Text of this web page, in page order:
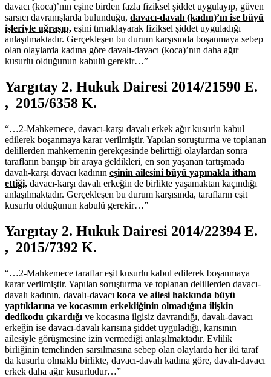
davacı (koca)’nın eşine birden fazla fiziksel şiddet uygulayıp, güven
sarsıcı davranışlarda bulunduğu, davacı-davalı (kadın)’ın ise büyü
işleriyle uğraşıp, eşini tırnaklayarak fiziksel şiddet uyguladığı
anlaşılmaktadır. Gerçekleşen bu durum karşısında boşanmaya sebep
olan olaylarda kadına göre davalı-davacı (koca)’nın daha ağır
kusurlu olduğunun kabulü gerekir…”
Yargıtay 2. Hukuk Dairesi 2014/21590 E.
, 2015/6358 K.
“…2-Mahkemece, davacı-karşı davalı erkek ağır kusurlu kabul
edilerek boşanmaya karar verilmiştir. Yapılan soruşturma ve toplanan
delillerden mahkemenin gerekçesinde belirttiği olaylardan sonra
tarafların barışıp bir araya geldikleri, en son yaşanan tartışmada
davalı-karşı davacı kadının eşinin ailesini büyü yapmakla itham
ettiği, davacı-karşı davalı erkeğin de birlikte yaşamaktan kaçındığı
anlaşılmaktadır. Gerçekleşen bu durum karşısında, tarafların eşit
kusurlu olduğunun kabulü gerekir…”
Yargıtay 2. Hukuk Dairesi 2014/22394 E.
, 2015/7392 K.
“…2-Mahkemece taraflar eşit kusurlu kabul edilerek boşanmaya
karar verilmiştir. Yapılan soruşturma ve toplanan delillerden davacı-
davalı kadının, davalı-davacı koca ve ailesi hakkında büyü
yaptıklarına ve kocasının erkekliğinin olmadığına ilişkin
dedikodu çıkardığı ve kocasına ilgisiz davrandığı, davalı-davacı
erkeğin ise davacı-davalı karısına şiddet uyguladığı, karısının
ailesiyle görüşmesine izin vermediği anlaşılmaktadır. Evlilik
birliğinin temelinden sarsılmasına sebep olan olaylarda her iki taraf
da kusurlu olmakla birlikte, davacı-davalı kadına göre, davalı-davacı
erkek daha ağır kusurludur…”